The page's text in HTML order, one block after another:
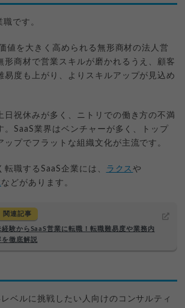
です。
値を大きく高められる無形商材の法人営
形商材で営業スキルが磨かれるうえ、顧客
易度も上がり、よりスキルアップが見込め
日祝休みが多く、ニトリでの働き方の不満
。SaaS業界はベンチャーが多く、トップ
ップでフラットな組織文化が主流です。
職するSaaS企業には、 ラクスや
などがあります。
関連記事
経験からSaaS営業に転職！転職難易度や業務内
を徹底解説
ベルに挑戦したい人向けのコンサルティ